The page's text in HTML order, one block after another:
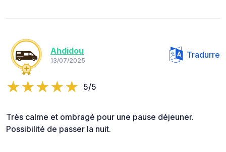
Ahdidou
13/07/2025
Tradurre
5/5
Très calme et ombragé pour une pause déjeuner.
Possibilité de passer la nuit.